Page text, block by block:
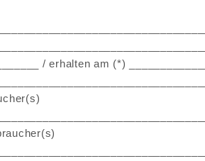
/ erhalten am (*)